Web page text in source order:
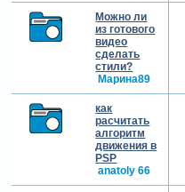
Можно ли
из готового
видео
сделать
стили?
Марина89
как
расчитать
алгоритм
движения в
PSP
anatoly 66